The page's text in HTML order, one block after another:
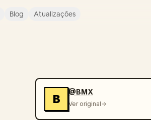
Blog Atualizações
B
@BMX
Ver original